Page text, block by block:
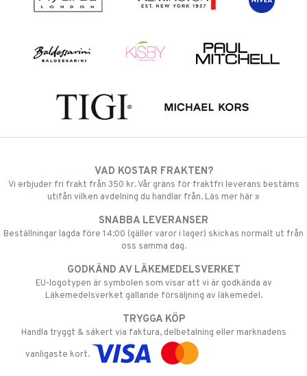
VAD KOSTAR FRAKTEN?
Vi erbjuder fri frakt från 350 kr. Vår gräns för fraktfri leverans bestäms
utifån vilken avdelning du handlar från. Läs mer här »
SNABBA LEVERANSER
Beställningar lagda före 14:00 (gäller varor i lager) skickas normalt ut från
oss samma dag.
GODKÄND AV LÄKEMEDELSVERKET
EU-logotypen är symbolen som visar att vi är godkända av
Läkemedelsverket gällande försäljning av läkemedel.
TRYGGA KÖP
Handla tryggt & säkert via faktura, delbetalning eller marknadens
vanligaste kort.